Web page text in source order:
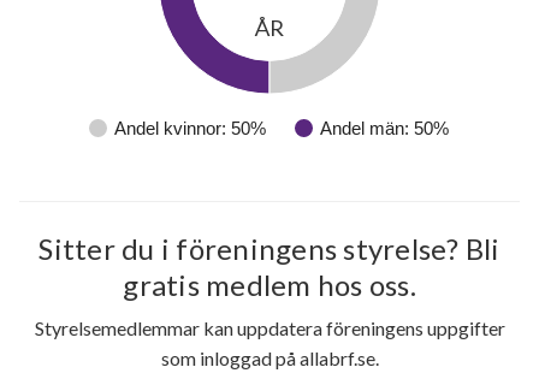
Andel kvinnor: 50% Andel män: 50%
ÅR
Sitter du i föreningens styrelse? Bli
gratis medlem hos oss.
Styrelsemedlemmar kan uppdatera föreningens uppgifter
som inloggad på allabrf.se.